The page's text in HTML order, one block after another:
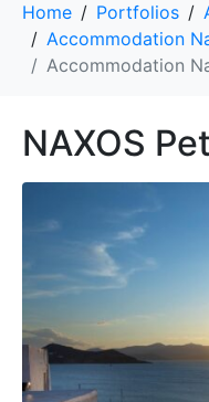
Home Portfolios
Accommodation
Accommodation
NAXOS